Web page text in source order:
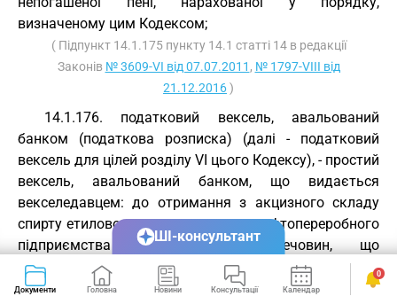
визначеному цим Кодексом;
( Підпункт 14.1.175 пункту 14.1 статті 14 в редакції
Законів № 3609-VI від 07.07.2011 , № 1797-VIII від
21.12.2016)
14.1.176. податковий вексель, авальований
банком (податкова розписка) (далі - податковий
вексель для цілей розділу VI цього Кодексу), - простий
вексель, авальований банком, що видається
векселедавцем: до отримання з акцизного складу
спирту етилового, до отримання з нафтопереробного
підприємства нафтопродуктів, речовин, що
використовуються як компоненти моторних палив,
або до ввезення нафтопродуктів на митну територію
Документи Головна Новини Консультації Календар Сервіси
0
ШІ-консультант